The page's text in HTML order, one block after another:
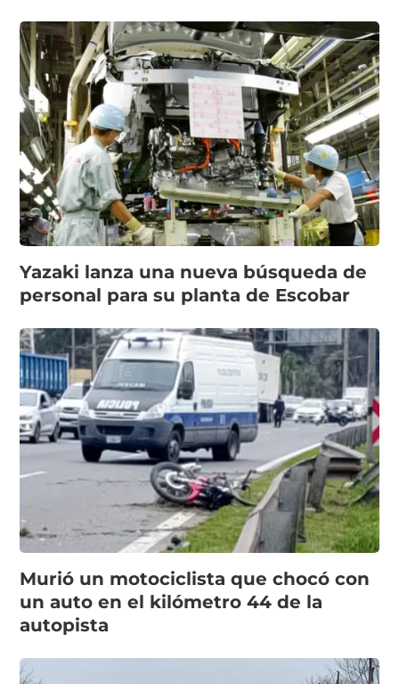
Yazaki lanza una nueva búsqueda de
personal para su planta de Escobar
Murió un motociclista que chocó con
un auto en el kilómetro 44 de la
autopista